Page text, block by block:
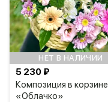
НЕТ В НАЛИЧИИ
Композиция в корзине
«Облачко»
5 230 ₽